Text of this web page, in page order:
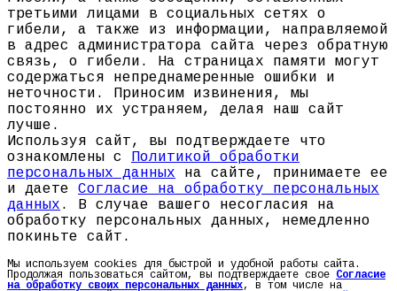
третьими лицами в социальных сетях о
гибели, а также из информации, направляемой
в адрес администратора сайта через обратную
связь, о гибели. На страницах памяти могут
содержаться непреднамеренные ошибки и
неточности. Приносим извинения, мы
постоянно их устраняем, делая наш сайт
лучше.
Используя сайт, вы подтверждаете что
ознакомлены с Политикой обработки
персональных данных на сайте, принимаете ее
и даете Согласие на обработку персональных
данных . В случае вашего несогласия на
обработку персональных данных, немедленно
покиньте сайт.
Мы используем cookies для быстрой и удобной работы сайта.
Продолжая пользоваться сайтом, вы подтверждаете свое Согласие
на обработку своих персональных данных, в том числе на